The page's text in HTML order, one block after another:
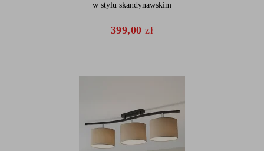
w stylu skandynawskim
399,00zł